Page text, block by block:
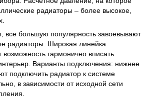
радиаторы – более высокое,
все большую популярность завоевывают
радиаторы. Широкая линейка
возможность гармонично вписать
Варианты подключения: нижнее
подключить радиатор к системе
в зависимости от исходной сети